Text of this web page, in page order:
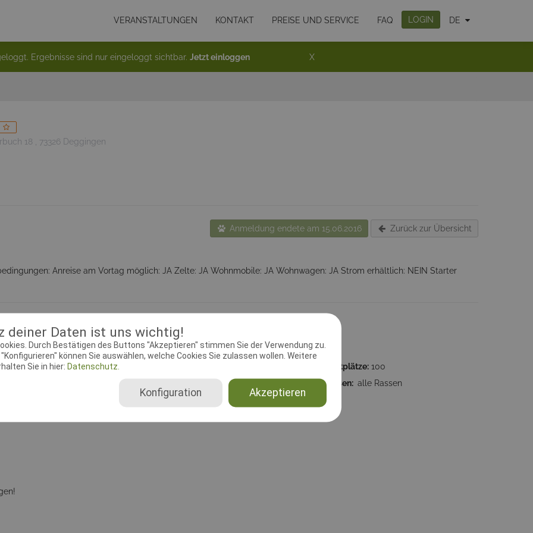
deiner Daten ist uns wichtig!
Durch Bestätigen des Buttons "Akzeptieren" stimmen Sie der Verwendung zu.
können Sie auswählen, welche Cookies Sie zulassen wollen. Weitere
Sie in hier: Datenschutz.
Akzeptieren
Konfiguration
VERANSTALTUNGEN KONTAKT PREISE UND SERVICE FAQ LOGIN DE
Ergebnisse sind nur eingeloggt sichtbar. Jetzt einloggen X
18 , 73326 Deggingen
Anmeldung endete am 15.06.2016 Zurück zur Übersicht
Anreise am Vortag möglich: JA Zelte: JA Wohnmobile: JA Wohnwagen: JA Strom erhältlich: NEIN Starter
04.04.2016 00:01:00 Startplätze: 100
SV OG Oberes
Osterbuch 18 , 73326
Deggingen
Rassen: alle Rassen